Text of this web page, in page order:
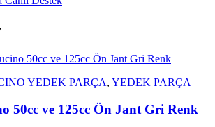
YEDEK PARÇA, YEDEK PARÇA
50cc ve 125cc Ön Jant Gri Renk